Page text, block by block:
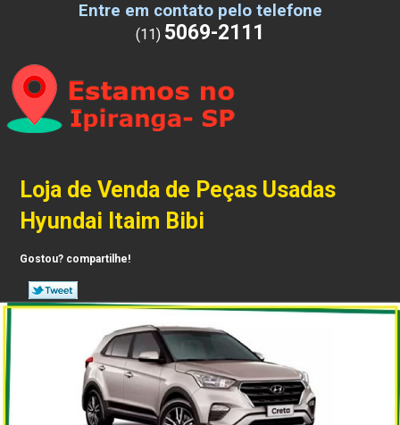
Entre em contato pelo telefone
(11) 5069-2111
Loja de Venda de Peças Usadas
Hyundai Itaim Bibi
Gostou? compartilhe!